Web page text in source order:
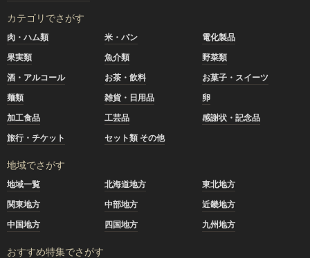
カテゴリでさがす
肉・ハム類 米・パン
電化製品
果実類
魚介類
野菜類
酒・アルコール
お茶・飲料
お菓子・スイーツ
麺類
雑貨・日用品
卵
加工食品
工芸品
感謝状・記念品
旅行・チケット
セット類 その他
地域でさがす
地域一覧 北海道地方
東北地方
関東地方
中部地方
近畿地方
中国地方
四国地方 九州地方
おすすめ特集でさがす